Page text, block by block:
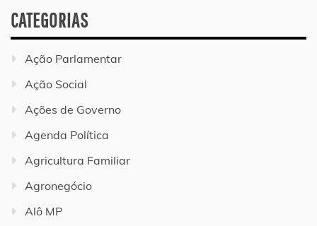
CATEGORIAS
Ação Parlamentar
Ação Social
Ações de Governo
Agenda Política
Agricultura Familiar
Agronegócio
Alô MP